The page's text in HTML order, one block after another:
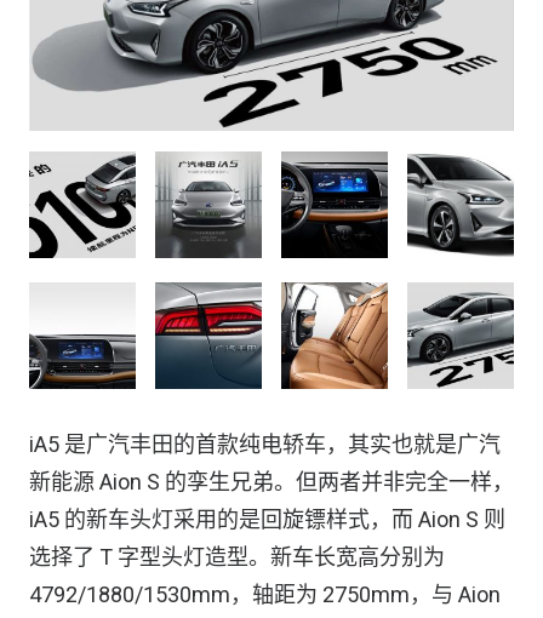
iA5 是广汽丰田的首款纯电轿车，其实也就是广汽
新能源 Aion S 的孪生兄弟。但两者并非完全一样，
iA5 的新车头灯采用的是回旋镖样式，而 Aion S 则
选择了 T 字型头灯造型。新车长宽高分别为
4792/1880/1530mm，轴距为 2750mm，与 Aion